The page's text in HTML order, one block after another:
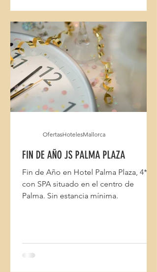
FIN DE AÑO JS PALMA PLAZA
Fin de Año en Hotel Palma Plaza, 4*
con SPA situado en el centro de
Palma. Sin estancia mínima.
OfertasHotelesMallorca